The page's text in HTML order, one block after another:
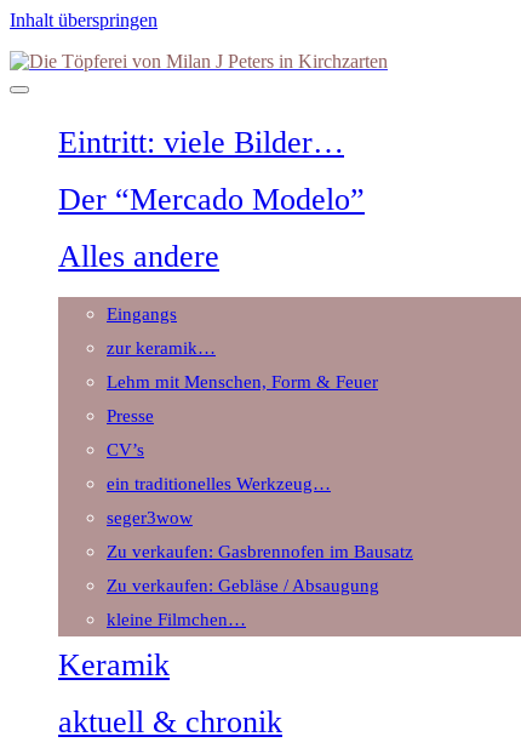
Inhalt überspringen
Die
Töpferei
Kirchzarten
Eintritt: viele Bilder…
Der “Mercado Modelo”
Alles andere
Eingangs
zur keramik…
Lehm mit Menschen, Form & Feuer
Presse
CV’s
ein traditionelles Werkzeug…
seger3wow
Zu verkaufen: Gasbrennofen im Bausatz
Zu verkaufen: Gebläse / Absaugung
kleine Filmchen…
Keramik
aktuell & chronik